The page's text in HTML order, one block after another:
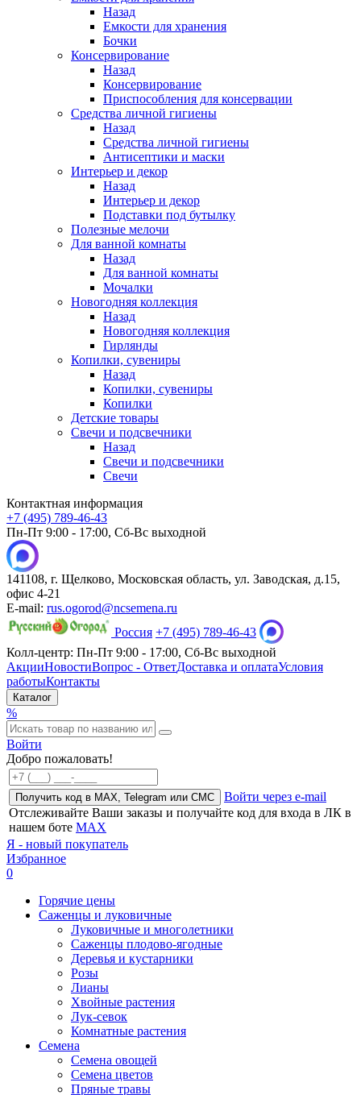
Назад
Емкости для хранения
Бочки
Консервирование
Назад
Консервирование
Приспособления для консервации
Средства личной гигиены
Назад
Средства личной гигиены
Антисептики и маски
Интерьер и декор
Назад
Интерьер и декор
Подставки под бутылку
Полезные мелочи
Для ванной комнаты
Назад
Для ванной комнаты
Мочалки
Новогодняя коллекция
Назад
Новогодняя коллекция
Гирлянды
Копилки, сувениры
Назад
Копилки, сувениры
Копилки
Детские товары
Свечи и подсвечники
Назад
Свечи и подсвечники
Свечи
Контактная информация
+7 (495) 789-46-43
Пн-Пт 9:00 - 17:00, Сб-Вс выходной
141108, г. Щелково, Московская область, ул. Заводская, д.15,
офис 4-21
E-mail: rus.ogorod@ncsemena.ru
Россия +7 (495) 789-46-43
Колл-центр: Пн-Пт 9:00 - 17:00, Сб-Вс выходной
АкцииНовостиВопрос - ОтветДоставка и оплатаУсловия
работыКонтакты
Каталог
%
Войти
Добро пожаловать!
Получить код в MAX, Telegram или СМС
Войти через e-mail
Отслеживайте Ваши заказы и получайте код для входа в ЛК в
нашем боте MAX
Я - новый покупатель
Избранное
0
Горячие цены
Саженцы и луковичные
Луковичные и многолетники
Саженцы плодово-ягодные
Деревья и кустарники
Розы
Лианы
Хвойные растения
Лук-севок
Комнатные растения
Семена
Семена овощей
Семена цветов
Пряные травы